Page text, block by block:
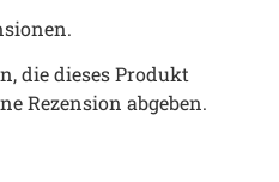
die dieses Produkt
Rezension abgeben.